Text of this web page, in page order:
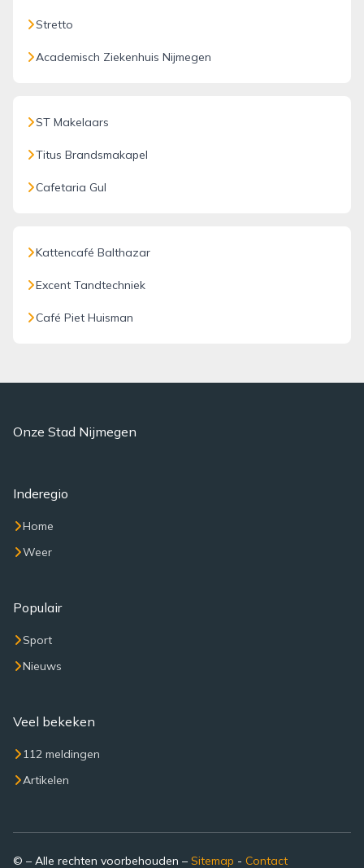
Stretto
Academisch Ziekenhuis Nijmegen
ST Makelaars
Titus Brandsmakapel
Cafetaria Gul
Kattencafé Balthazar
Excent Tandtechniek
Café Piet Huisman
Onze Stad Nijmegen
Inderegio
Home
Weer
Populair
Sport
Nieuws
Veel bekeken
112 meldingen
Artikelen
© – Alle rechten voorbehouden – Sitemap - Contact